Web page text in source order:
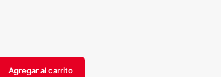
Agregar al carrito